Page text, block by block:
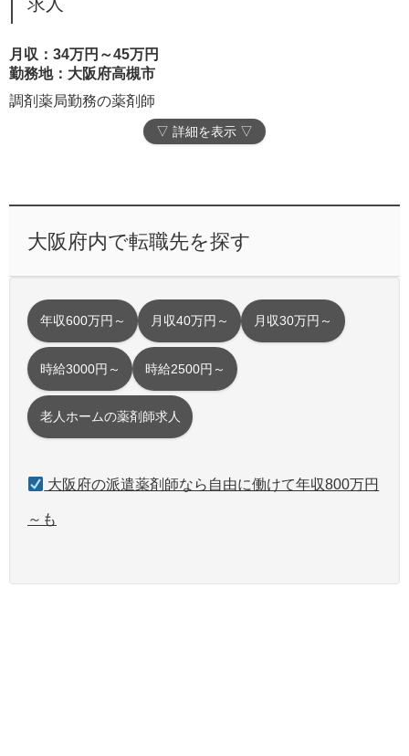
月収：34万円～45万円
勤務地：大阪府高槻市
調剤薬局勤務の薬剤師
▽ 詳細を表示 ▽
大阪府内で転職先を探す
年収600万円～ 月収40万円～ 月収30万円～
時給3000円～ 時給2500円～
老人ホームの薬剤師求人
大阪府の派遣薬剤師なら自由に働けて年収800万円
～も